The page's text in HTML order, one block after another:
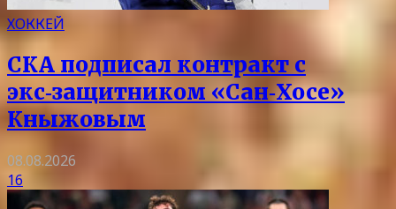
ХОККЕЙ
СКА подписал контракт с
экс‑защитником «Сан‑Хосе»
Кныжовым
08.08.2026
16